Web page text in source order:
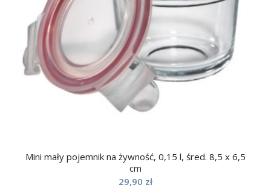
Mini mały pojemnik na żywność, 0,15 l, śred. 8,5 x 6,5
cm
29,90 zł